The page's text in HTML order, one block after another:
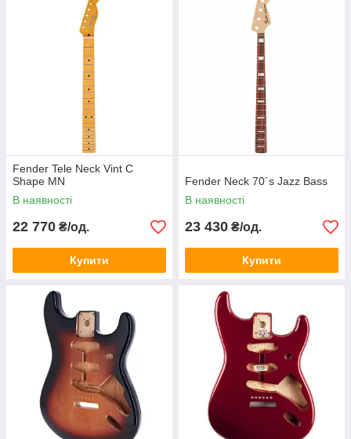
Fender Tele Neck Vint C
Shape MN
В наявності
22 770 ₴/од.
Купити
Fender Neck 70´s Jazz Bass
В наявності
23 430 ₴/од.
Купити